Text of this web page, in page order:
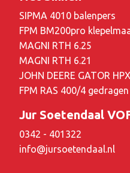
SIPMA 4010 balenpers
FPM BM200pro
MAGNI RTH 6.25
MAGNI RTH 6.21
JOHN DEERE GATOR HPX
FPM RAS 400/4
Jur Soetendaal
0342 - 401322
info@jursoetendaal.nl